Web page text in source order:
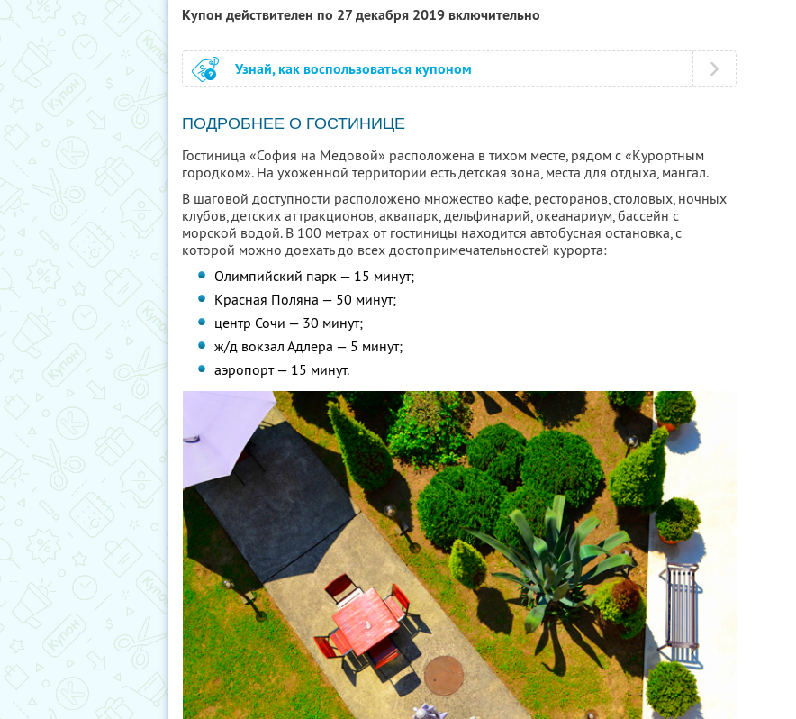
Купон действителен по 27 декабря 2019 включительно
Узнай, как воспользоваться купоном
ПОДРОБНЕЕ О ГОСТИНИЦЕ
Гостиница «София на Медовой» расположена в тихом месте, рядом с «Курортным
городком». На ухоженной территории есть детская зона, места для отдыха, мангал.
В шаговой доступности расположено множество кафе, ресторанов, столовых, ночных
клубов, детских аттракционов, аквапарк, дельфинарий, океанариум, бассейн с
морской водой. В 100 метрах от гостиницы находится автобусная остановка, с
которой можно доехать до всех достопримечательностей курорта:
Олимпийский парк — 15 минут;
Красная Поляна — 50 минут;
центр Сочи — 30 минут;
ж/д вокзал Адлера — 5 минут;
аэропорт — 15 минут.